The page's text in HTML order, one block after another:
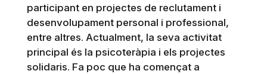
participant en projectes de reclutament i
desenvolupament personal i professional,
entre altres. Actualment, la seva activitat
principal és la psicoteràpia i els projectes
solidaris. Fa poc que ha començat a